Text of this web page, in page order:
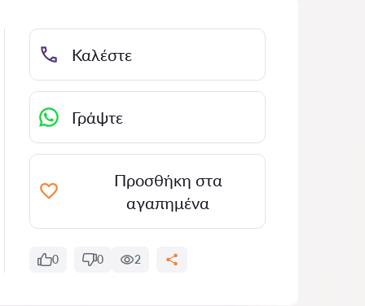
Καλέστε
Γράψτε
Προσθήκη στα
αγαπημένα
0 0 2